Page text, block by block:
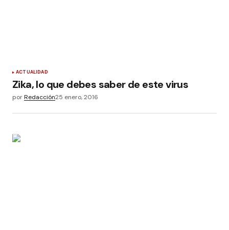
ACTUALIDAD
Zika, lo que debes saber de este virus
porRedacción25 enero, 2016